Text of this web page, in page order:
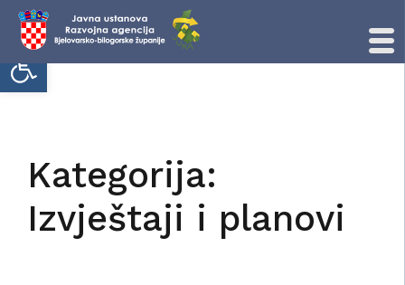
Open toolbar
Skip
to
Kategorija:
Izvještaji i planovi